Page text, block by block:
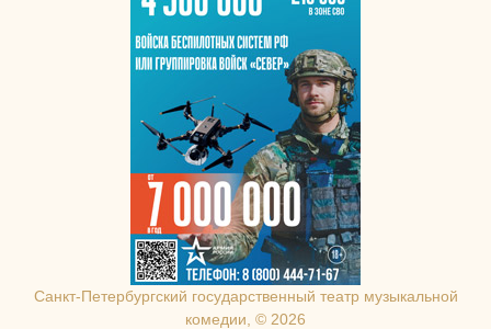
Санкт-Петербургcкий государственный театр музыкальной
комедии, © 2026